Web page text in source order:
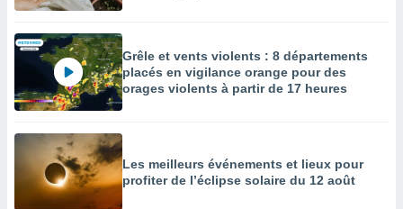
Grêle et vents violents : 8 départements
placés en vigilance orange pour des
orages violents à partir de 17 heures
Les meilleurs événements et lieux pour
profiter de l’éclipse solaire du 12 août